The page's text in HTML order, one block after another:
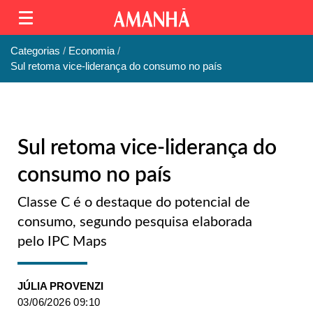
Categorias
Economia
Sul retoma vice-liderança do consumo no país
Sul retoma vice-liderança do
consumo no país
Classe C é o destaque do potencial de
consumo, segundo pesquisa elaborada
pelo IPC Maps
JÚLIA PROVENZI
03/06/2026 09:10